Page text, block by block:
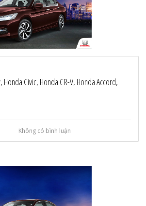
Honda Civic, Honda CR-V, Honda Accord,
Không có bình luận